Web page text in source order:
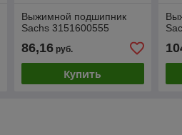
Выжимной подшипник
Sachs 3151600555
86,16руб.
Купить